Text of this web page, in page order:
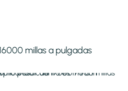
millas a pulgadas